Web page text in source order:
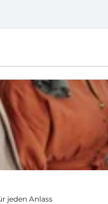
jeden Anlass